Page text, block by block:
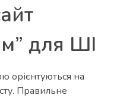
для ШІ
орієнтуються на
Правильне